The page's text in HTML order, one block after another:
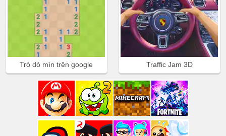
Trò dò mìn trên google Traffic Jam 3D